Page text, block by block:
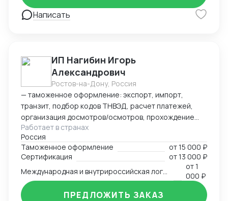
Написать
ИП Нагибин Игорь
Александрович
Ростов-на-Дону, Россия
— таможенное оформление: экспорт, импорт,
транзит, подбор кодов ТНВЭД, расчет платежей,
организация досмотров/осмотров, прохождение
доп. проверок, возврат обеспечения; — логистика:
авто, авиа, морской транспорт, ж/д; — консалтинг
и сопровождение по таможенным процедурам,
валютному контролю и бухгалтерии;
— бухгалтерский аутсорсинг; — получение
разрешительной документации: сертификаты,
разрешения.
Работает в странах
Россия
Таможенное оформление
от15 000 ₽
Сертификация
от13 000 ₽
от1
000 ₽
ПРЕДЛОЖИТЬ ЗАКАЗ